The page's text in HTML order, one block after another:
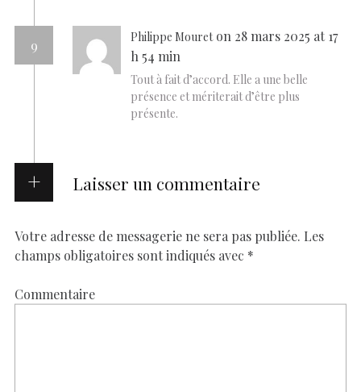
9
Philippe Mouret on 28 mars 2025 at 17
h 54 min
Tout à fait d’accord. Elle a une belle
présence et mériterait d’être plus
présente.
Laisser un commentaire
Votre adresse de messagerie ne sera pas publiée. Les
champs obligatoires sont indiqués avec *
Commentaire